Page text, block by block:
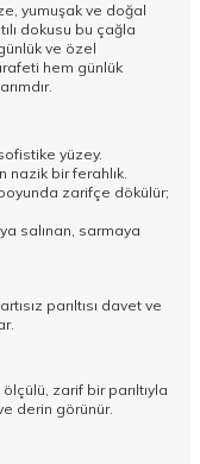
yumuşak ve doğal
dokusu bu çağla
ve özel
hem günlük
yüzey.
nazik bir ferahlık.
zarifçe dökülür;
salınan, sarmaya
parıltısı davet ve
ölçülü, zarif bir parıltıyla
derin görünür.